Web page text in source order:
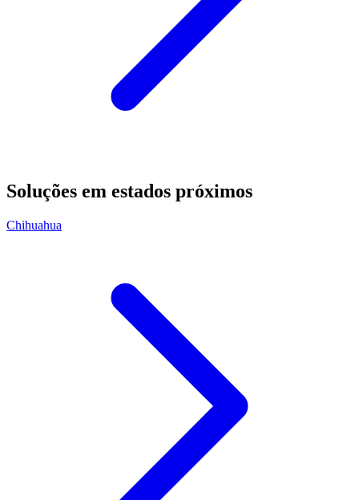
Soluções em estados próximos
Chihuahua